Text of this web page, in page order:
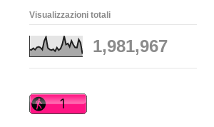
Visualizzazioni totali
1,981,967